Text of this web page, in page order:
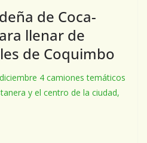
de Coca-
llenar de
de Coquimbo
4 camiones temáticos
y el centro de la ciudad,